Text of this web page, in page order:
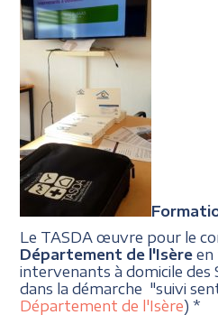
Le TASDA œuvre pour le
Département de l'Isère en
intervenants à domicile des
dans la démarche "suivi
Département de l'Isère) *